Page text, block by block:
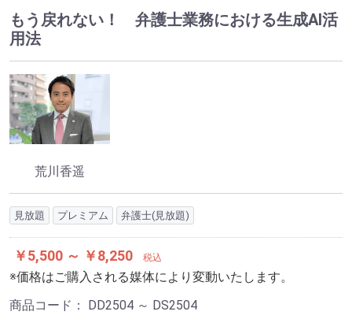
もう戻れない！ 弁護士業務における生成AI活
用法
荒川香遥
見放題 プレミアム 弁護士(見放題)
￥5,500 ～ ￥8,250 税込
※価格はご購入される媒体により変動いたします。
商品コード： DD2504 ～ DS2504